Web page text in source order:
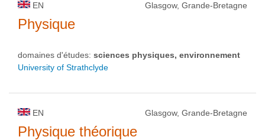
EN Glasgow, Grande-Bretagne
Physique
domaines d'études: sciences physiques, environnement
University of Strathclyde
EN Glasgow, Grande-Bretagne
Physique théorique